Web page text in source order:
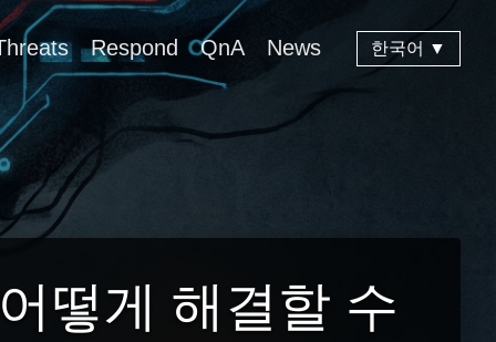
Respond QnA News 한국어 ▼
떻게 해결할 수